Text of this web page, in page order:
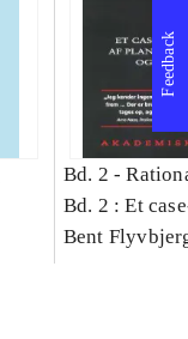
Bd. 2 -
Bd. 2 : Et
studie af
Bent
Feedback